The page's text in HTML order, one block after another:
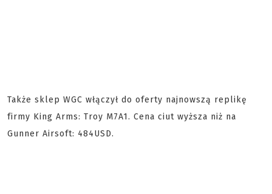
Także sklep WGC włączył do oferty najnowszą replikę
firmy King Arms: Troy M7A1. Cena ciut wyższa niż na
Gunner Airsoft: 484USD.